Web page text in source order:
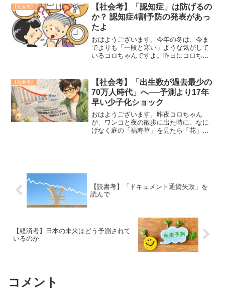
に、とうとう「ジム」に行き始めたの
は、つい先日のことでした...
【社会考】
【社会考】「認知症」は防げるの
か？ 認知症4割予防の発表があっ
たよ
おはようございます。今年の冬は、今ま
でよりも「一段と寒い」ような気がして
いるコロちゃんですよ。昨日にコロちゃ
の暖房」に「エアコン＋ファンヒータ
ー」を使用しているのです。...
【社会考】
【社会考】「出生数が過去最少の
70万人時代」へ──予測より17年
早い少子化ショック
おはようございます。昨夜コロちゃん
が、ワンコと夜の散歩に出た時に、なに
げなく庭の「福寿草」を見たら「花」が
【読書考】「ドキュメント通貨失政」を
読んで
【経済考】日本の未来はどう予測されて
いるのか
コメント